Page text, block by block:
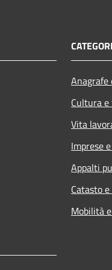
Cultura
Vita
Imprese
Appalti
Catasto
Mobilità